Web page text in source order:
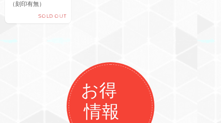
（刻印有無）
SOLD OUT
お得
情報